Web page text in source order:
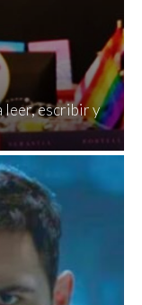
leer, escribir y